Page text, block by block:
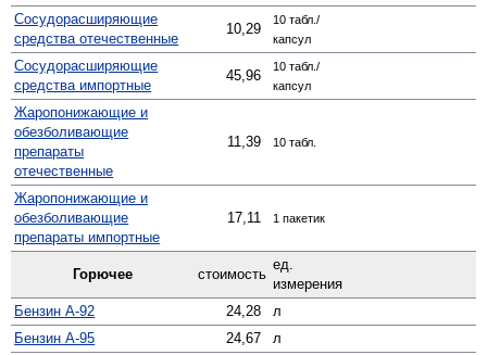
Сосудо­расширяющие
средства отечественные
10,29
10 табл./
капсул
Сосуд­орасширяющие
средства импортные
45,96
10 табл./
капсул
Жаро­понижающие и
обезболивающие
препараты
отечественные
11,39 10 табл.
Жаро­понижающие и
обезболивающие
препараты импортные
17,11 1 пакетик
Горючее стоимость
ед.
измерения
Бензин А-92
24,28
л
Бензин А-95
24,67
л